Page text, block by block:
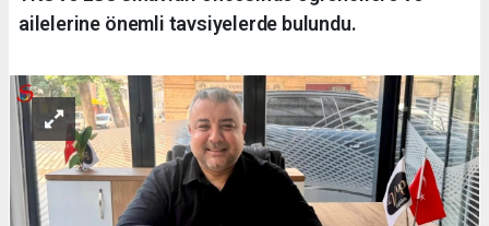
ailelerine önemli tavsiyelerde bulundu.